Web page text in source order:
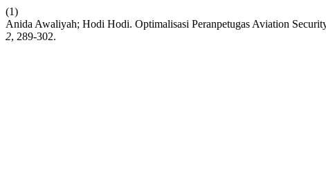
(1)
Anida Awaliyah; Hodi Hodi. Optimalisasi Peranpetugas Aviation
2, 289-302.